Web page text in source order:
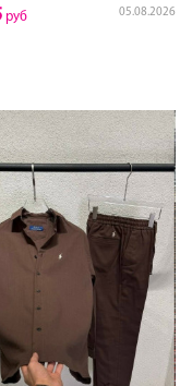
05.08.2026
руб